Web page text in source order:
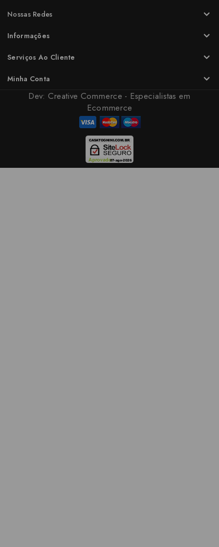
Nossas Redes
Informações
Serviços Ao Cliente
Minha Conta
Dev: Creative Commerce - Especialistas em
Ecommerce